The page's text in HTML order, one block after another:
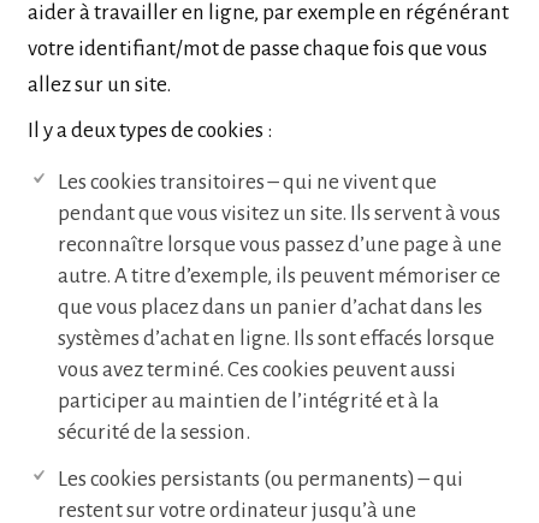
aider à travailler en ligne, par exemple en régénérant
votre identifiant/mot de passe chaque fois que vous
allez sur un site.
Il y a deux types de cookies :
Les cookies transitoires – qui ne vivent que
pendant que vous visitez un site. Ils servent à vous
reconnaître lorsque vous passez d’une page à une
autre. A titre d’exemple, ils peuvent mémoriser ce
que vous placez dans un panier d’achat dans les
systèmes d’achat en ligne. Ils sont effacés lorsque
vous avez terminé. Ces cookies peuvent aussi
participer au maintien de l’intégrité et à la
sécurité de la session.
Les cookies persistants (ou permanents) – qui
restent sur votre ordinateur jusqu’à une